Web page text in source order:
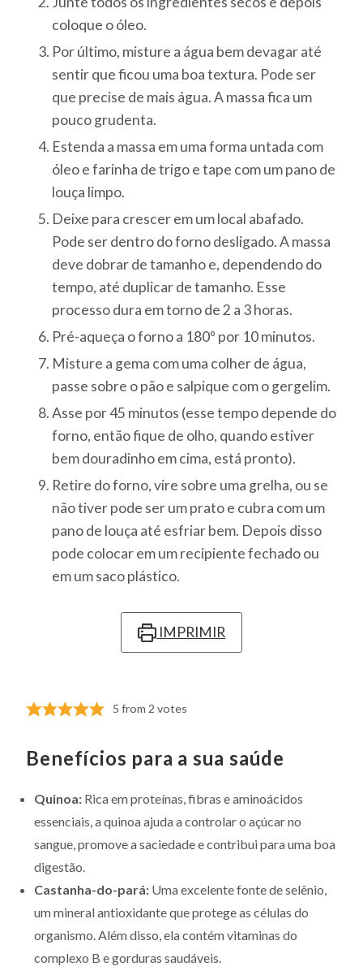
coloque o óleo.
Por último, misture a água bem devagar até
sentir que ficou uma boa textura. Pode ser
que precise de mais água. A massa fica um
pouco grudenta.
Estenda a massa em uma forma untada com
óleo e farinha de trigo e tape com um pano de
louça limpo.
Deixe para crescer em um local abafado.
Pode ser dentro do forno desligado. A massa
deve dobrar de tamanho e, dependendo do
tempo, até duplicar de tamanho. Esse
processo dura em torno de 2 a 3 horas.
Pré-aqueça o forno a 180º por 10 minutos.
Misture a gema com uma colher de água,
passe sobre o pão e salpique com o gergelim.
Asse por 45 minutos (esse tempo depende do
forno, então fique de olho, quando estiver
bem douradinho em cima, está pronto).
Retire do forno, vire sobre uma grelha, ou se
não tiver pode ser um prato e cubra com um
pano de louça até esfriar bem. Depois disso
pode colocar em um recipiente fechado ou
em um saco plástico.
IMPRIMIR
5 from2 votes
Benefícios para a sua saúde
Quinoa: Rica em proteínas, fibras e aminoácidos
essenciais, a quinoa ajuda a controlar o açúcar no
sangue, promove a saciedade e contribui para uma boa
digestão.
Castanha-do-pará: Uma excelente fonte de selênio,
um mineral antioxidante que protege as células do
organismo. Além disso, ela contém vitaminas do
complexo B e gorduras saudáveis.